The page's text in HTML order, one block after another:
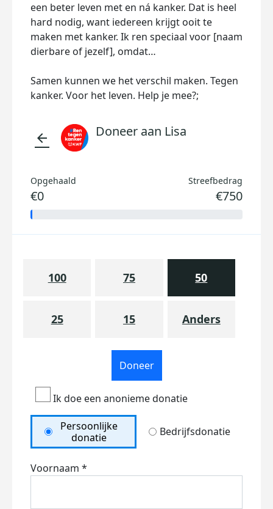
een beter leven met en ná kanker. Dat is heel
hard nodig, want iedereen krijgt ooit te
maken met kanker. Ik ren speciaal voor [naam
dierbare of jezelf], omdat…
Samen kunnen we het verschil maken. Tegen
kanker. Voor het leven. Help je mee?;
arrow_back Doneer aan Lisa
Opgehaald
€0
Streefbedrag
€750
100 75 50
25 15 Anders
Doneer
Ik doe een anonieme donatie
Persoonlijke
donatie
Bedrijfsdonatie
Voornaam *